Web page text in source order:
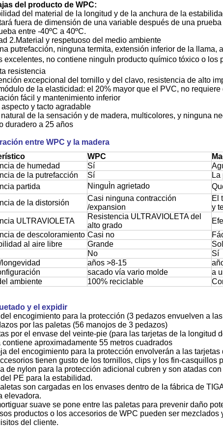
del producto de WPC:
del material de la longitud y de la anchura de la
fuera de dimensión de una variable después de una
entre -40ºC a 40ºC.
2.Material y respetuoso del medio ambiente
putrefacción, ninguna termita, extensión inferior de la llama,
excelentes, no contiene ninguÌn producto químico tóxico o
resistencia
excepcional del tornillo y del clavo, resistencia de alto
de la elasticidad: el 20% mayor que el PVC, no
fácil y mantenimiento inferior
y tacto agradable
de la sensación y de madera, multicolores, y ninguna
duradero a 25 años
entre WPC y la madera
WPC
de humedad
Sí
de la putrefacción
Sí
partida
NinguÌn agrietado
de la distorsión
Casi ninguna contracción
/expansion
El
y
ULTRAVIOLETA
Resistencia ULTRAVIOLETA del
alto grado
de descoloramiento Casi no
al aire libre
Grande
No
Sí
años >8-15
sacado vía vario molde
a
ambiente
100% reciclable
y el expidir
encogimiento para la protección (3 pedazos envuelven a
por las paletas (56 manojos de 3 pedazos)
por el envase del veinte-pie (para las tarjetas de la longitud
contiene aproximadamente 55 metros cuadrados
del encogimiento para la protección envolverán a las tarjetas
tienen gusto de los tornillos, clips y los fin-casquillos
de nylon para la protección adicional cubren y son atadas
PE para la estabilidad.
son cargadas en los envases dentro de la fábrica de
elevadora.
suave se pone entre las paletas para prevenir daño
productos o los accesorios de WPC pueden ser
del cliente.